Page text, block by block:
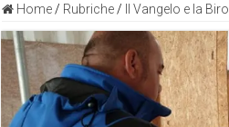
Home / Rubriche / Il Vangelo e la Biro